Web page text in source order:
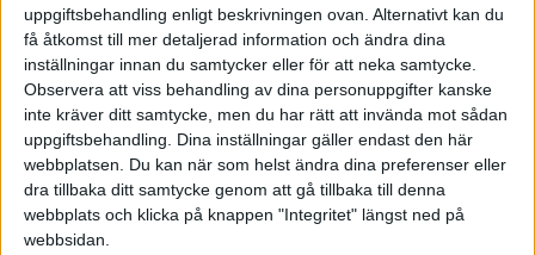
uppgiftsbehandling enligt beskrivningen ovan. Alternativt kan du
få åtkomst till mer detaljerad information och ändra dina
inställningar innan du samtycker eller för att neka samtycke.
Observera att viss behandling av dina personuppgifter kanske
inte kräver ditt samtycke, men du har rätt att invända mot sådan
uppgiftsbehandling. Dina inställningar gäller endast den här
webbplatsen. Du kan när som helst ändra dina preferenser eller
dra tillbaka ditt samtycke genom att gå tillbaka till denna
webbplats och klicka på knappen "Integritet" längst ned på
webbsidan.